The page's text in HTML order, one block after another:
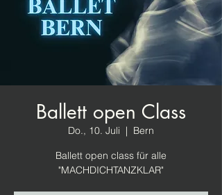
Ballett open Class
Do., 10. Juli
  |
Bern
Ballett open class für alle
"MACHDICHTANZKLAR"